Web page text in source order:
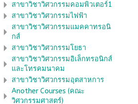
สาขาวิชาวิศวกรรมคอมพิวเตอร์1
สาขาวิชาวิศวกรรมไฟฟ้า
สาขาวิชาวิศวกรรมแมคคาทรอนิ
กส์
สาขาวิชาวิศวกรรมโยธา
สาขาวิชาวิศวกรรมอิเล็กทรอนิกส์
และโทรคมนาคม
สาขาวิชาวิศวกรรมอุตสาหการ
Another Courses (คณะ
วิศวกรรมศาสตร์)